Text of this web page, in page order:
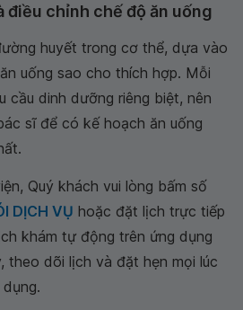
điều chỉnh chế độ ăn uống
huyết trong cơ thể, dựa vào
uống sao cho thích hợp. Mỗi
cầu dinh dưỡng riêng biệt, nên
sĩ để có kế hoạch ăn uống
Quý khách vui lòng bấm số
DỊCH VỤ hoặc đặt lịch trực tiếp
khám tự động trên ứng dụng
theo dõi lịch và đặt hẹn mọi lúc